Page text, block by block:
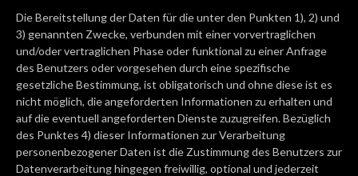
Die Bereitstellung der Daten für die unter den Punkten 1), 2) und
3) genannten Zwecke, verbunden mit einer vorvertraglichen
und/oder vertraglichen Phase oder funktional zu einer Anfrage
des Benutzers oder vorgesehen durch eine spezifische
gesetzliche Bestimmung, ist obligatorisch und ohne diese ist es
nicht möglich, die angeforderten Informationen zu erhalten und
auf die eventuell angeforderten Dienste zuzugreifen. Bezüglich
des Punktes 4) dieser Informationen zur Verarbeitung
personenbezogener Daten ist die Zustimmung des Benutzers zur
Datenverarbeitung hingegen freiwillig, optional und jederzeit